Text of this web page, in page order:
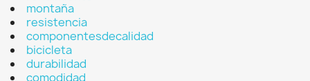
montaña
resistencia
componentesdecalidad
bicicleta
durabilidad
comodidad